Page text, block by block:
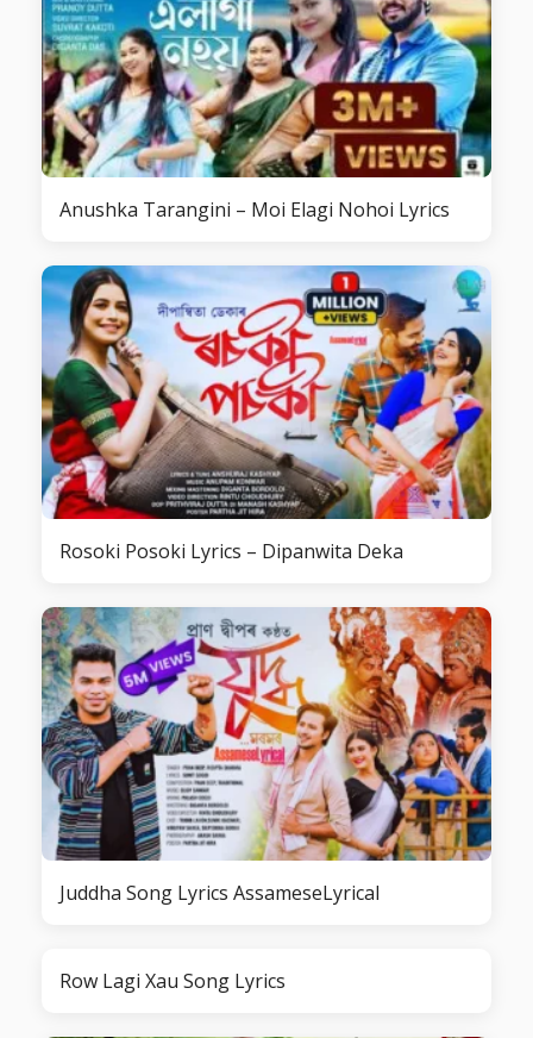
Anushka Tarangini – Moi Elagi Nohoi Lyrics
Rosoki Posoki Lyrics – Dipanwita Deka
Juddha Song Lyrics AssameseLyrical
Row Lagi Xau Song Lyrics